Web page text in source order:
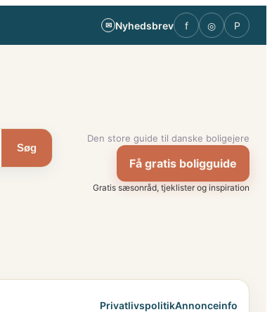
✉ Nyhedsbrev f ◎ P
Søg
Den store guide til danske boligejere
Få gratis boligguide
Gratis sæsonråd, tjeklister og inspiration
PrivatlivspolitikAnnonceinfo